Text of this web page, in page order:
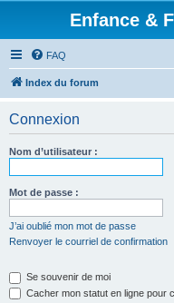
Enfance &
FAQ
Index du forum
Connexion
Nom d’utilisateur :
Mot de passe :
J’ai oublié mon mot de passe
Renvoyer le courriel de confirmation
Se souvenir de moi
Cacher mon statut en ligne pour